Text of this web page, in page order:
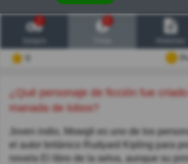
2
¿Qué personaje de ficción fue criado por una
manada de lobos?
Joven indio, Mowgli es uno de los
el autor británico Rudyard Kipling para
novela El libro de la selva, aunque su